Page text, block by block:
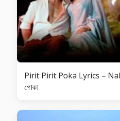
Pirit Pirit Poka Lyrics –
পোকা